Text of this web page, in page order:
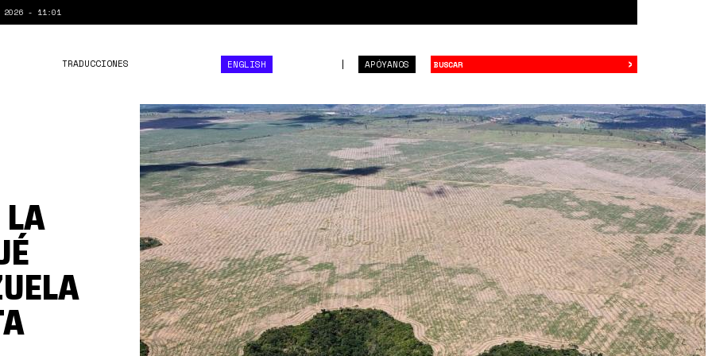
- 11:01
APÓYANOS
TRADUCCIONES ENGLISH ›
Amazonía000.jpg